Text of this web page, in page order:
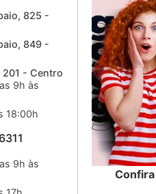
825 -
849 -
201 - Centro
9h às
18:00h
9h às